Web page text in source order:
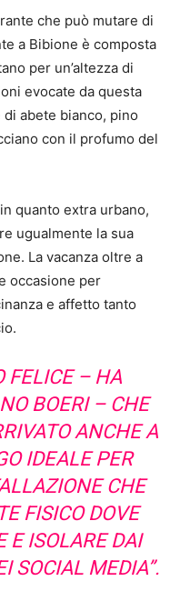
che può mutare di
a Bibione è composta
per un’altezza di
evocate da questa
abete bianco, pino
con il profumo del
quanto extra urbano,
ugualmente la sua
La vacanza oltre a
occasione per
e affetto tanto
FELICE – HA
BOERI – CHE
ANCHE A
IDEALE PER
CHE
FISICO DOVE
E ISOLARE DAI
SOCIAL MEDIA”.